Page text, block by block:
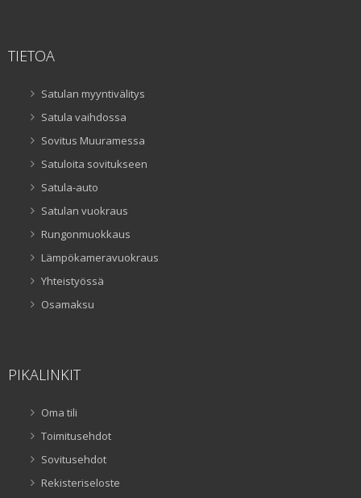
TIETOA
Satulan myyntivälitys
Satula vaihdossa
Sovitus Muuramessa
Satuloita sovitukseen
Satula-auto
Satulan vuokraus
Rungonmuokkaus
Lämpökameravuokraus
Yhteistyössä
Osamaksu
PIKALINKIT
Oma tili
Toimitusehdot
Sovitusehdot
Rekisteriseloste